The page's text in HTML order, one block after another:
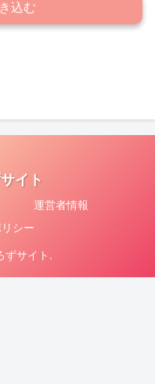
込む
イト
運営者情報
シー
サイト.